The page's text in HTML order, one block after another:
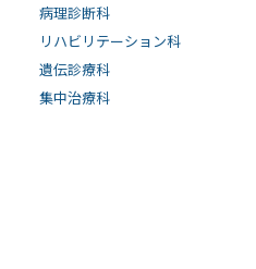
病理診断科
リハビリテーション科
遺伝診療科
集中治療科